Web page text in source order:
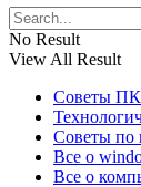
No Result
View All Result
Советы ПК
Советы по
Все о
Все о